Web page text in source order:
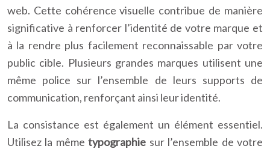
web. Cette cohérence visuelle contribue de manière
significative à renforcer l’identité de votre marque et
à la rendre plus facilement reconnaissable par votre
public cible. Plusieurs grandes marques utilisent une
même police sur l’ensemble de leurs supports de
communication, renforçant ainsi leur identité.
La consistance est également un élément essentiel.
Utilisez la mêmetypographie sur l’ensemble de votre